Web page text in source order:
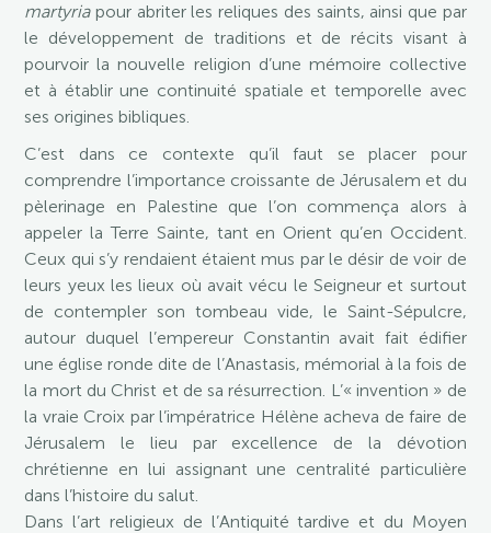
martyriapour abriter les reliques des saints, ainsi que par
le développement de traditions et de récits visant à
pourvoir la nouvelle religion d’une mémoire collective
et à établir une continuité spatiale et temporelle avec
ses origines bibliques.
C’est dans ce contexte qu’il faut se placer pour
comprendre l’importance croissante de Jérusalem et du
pèlerinage en Palestine que l’on commença alors à
appeler la Terre Sainte, tant en Orient qu’en Occident.
Ceux qui s’y rendaient étaient mus par le désir de voir de
leurs yeux les lieux où avait vécu le Seigneur et surtout
de contempler son tombeau vide, le Saint-Sépulcre,
autour duquel l’empereur Constantin avait fait édifier
une église ronde dite de l’Anastasis, mémorial à la fois de
la mort du Christ et de sa résurrection. L’« invention » de
la vraie Croix par l’impératrice Hélène acheva de faire de
Jérusalem le lieu par excellence de la dévotion
chrétienne en lui assignant une centralité particulière
dans l’histoire du salut.
Dans l’art religieux de l’Antiquité tardive et du Moyen